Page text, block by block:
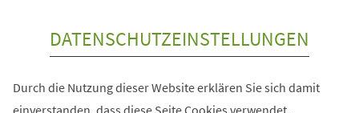
DATENSCHUTZEINSTELLUNGEN
Durch die Nutzung dieser Website erklären Sie sich damit
einverstanden, dass diese Seite Cookies verwendet.